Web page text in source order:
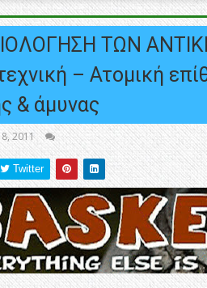
ΤΩΝ
– Ατομική
& άμυνας
2011
Twitter